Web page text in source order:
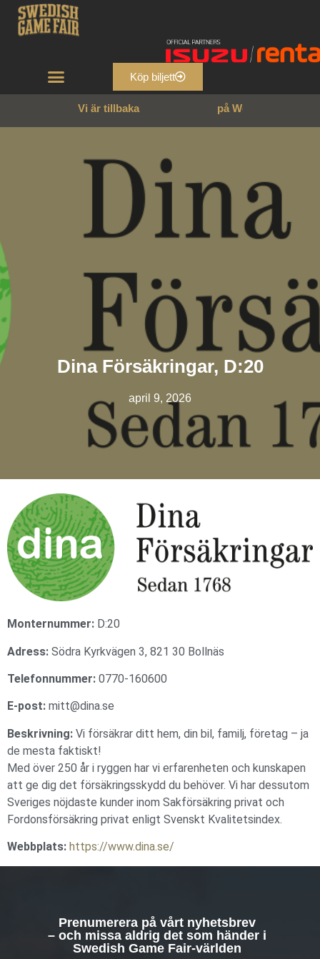
Köp biljett
Vi är tillbaka på We
Dina Försäkringar, D:20
april 9, 2026
Monternummer: D:20
Adress: Södra Kyrkvägen 3, 821 30 Bollnäs
Telefonnummer: 0770-160600
E-post: mitt@dina.se
Beskrivning: Vi försäkrar ditt hem, din bil, familj, företag – ja
de mesta faktiskt!
Med över 250 år i ryggen har vi erfarenheten och kunskapen
att ge dig det försäkringsskydd du behöver. Vi har dessutom
Sveriges nöjdaste kunder inom Sakförsäkring privat och
Fordonsförsäkring privat enligt Svenskt Kvalitetsindex.
Webbplats: https://www.dina.se/
Prenumerera på vårt nyhetsbrev
– och missa aldrig det som händer i
Swedish Game Fair-världen